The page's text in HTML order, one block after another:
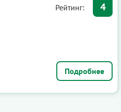
Рейтинг: 4
Подробнее